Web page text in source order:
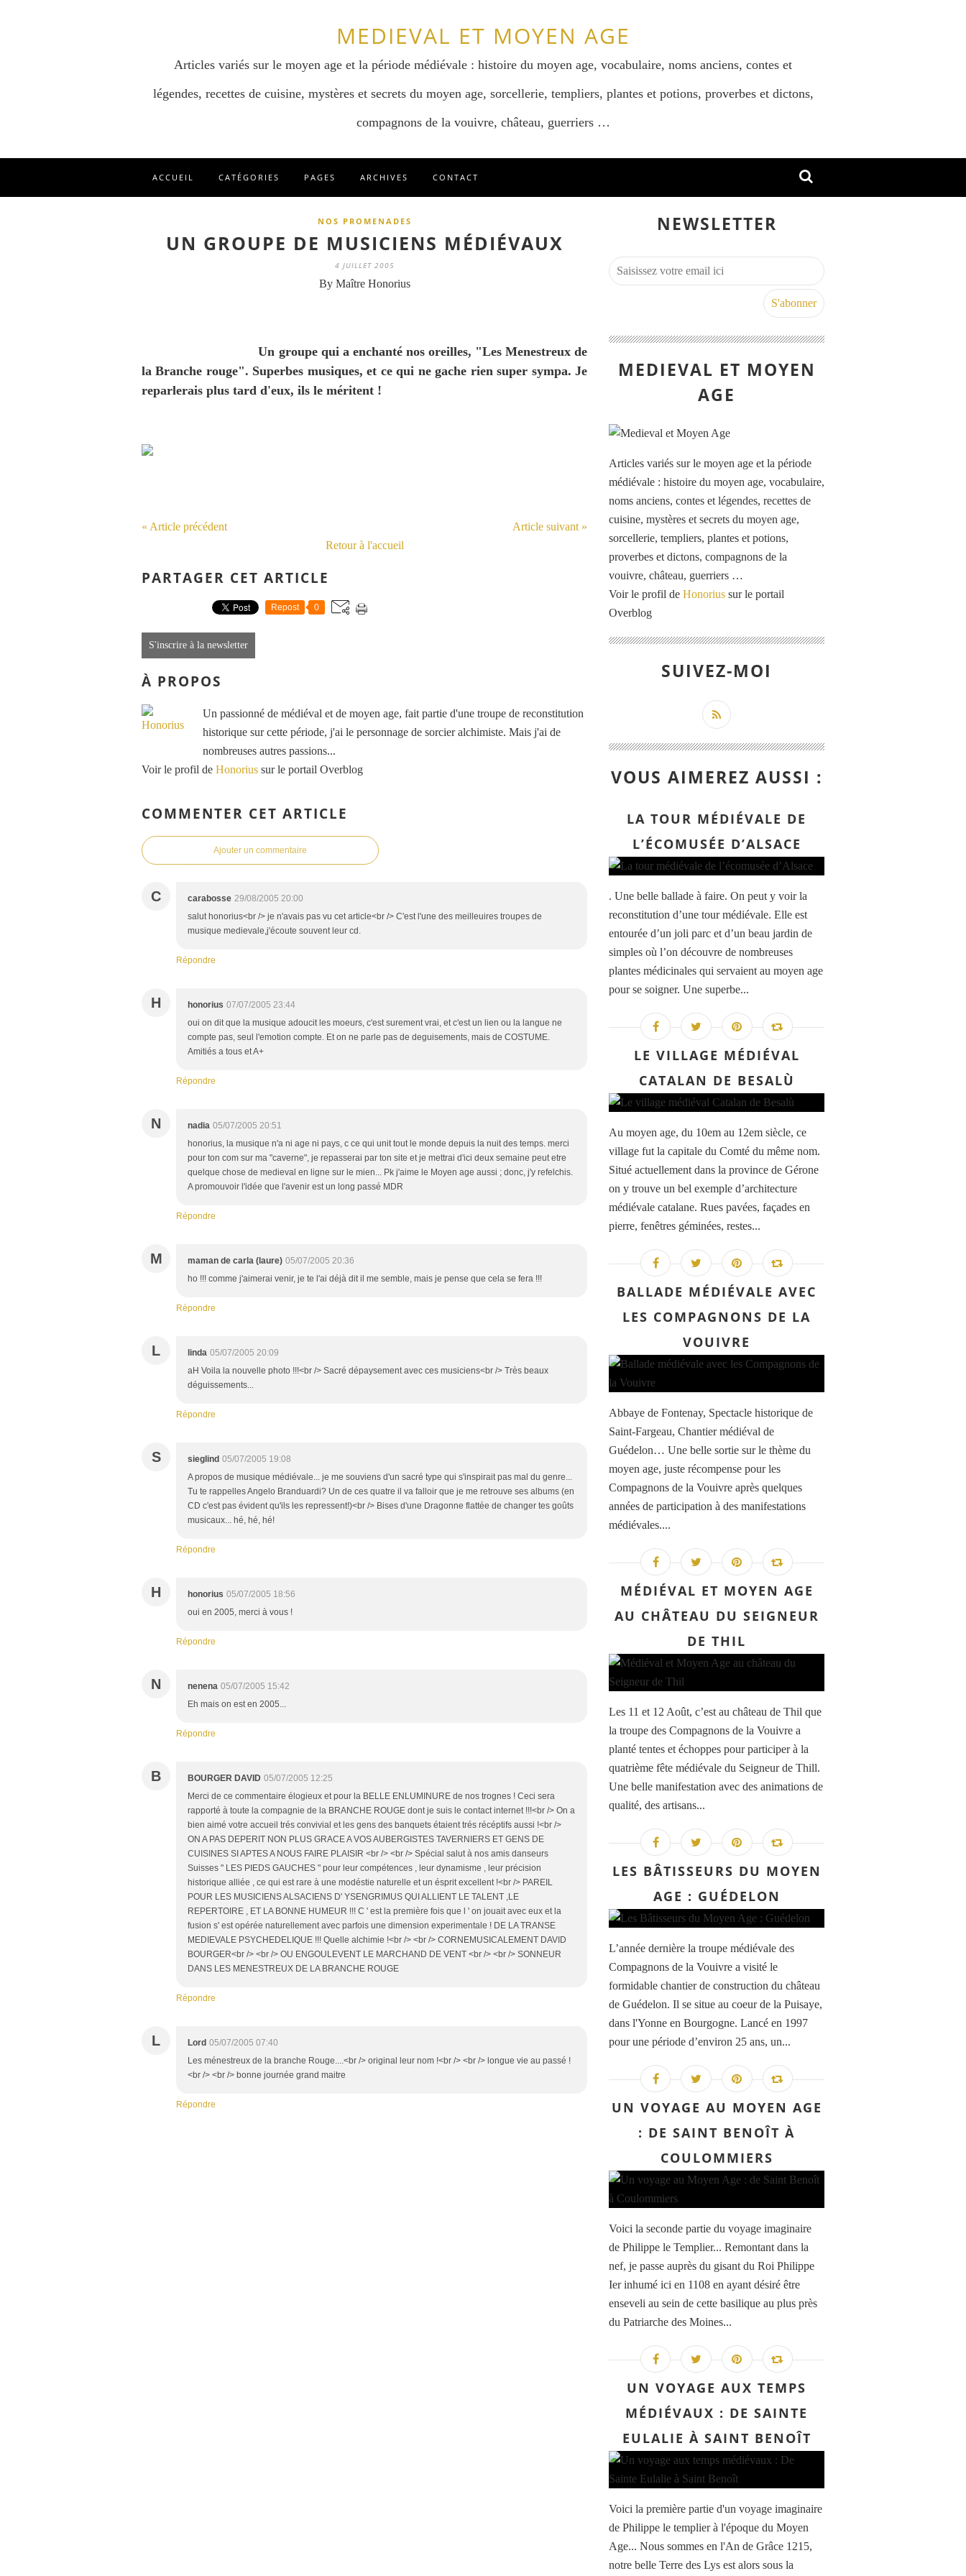
MEDIEVAL ET MOYEN AGE
Articles variés sur le moyen age et la période médiévale : histoire du moyen age, vocabulaire, noms anciens, contes et
légendes, recettes de cuisine, mystères et secrets du moyen age, sorcellerie, templiers, plantes et potions, proverbes et dictons,
compagnons de la vouivre, château, guerriers …
ACCUEIL CATÉGORIES PAGES ARCHIVES CONTACT
NOS PROMENADES
UN GROUPE DE MUSICIENS MÉDIÉVAUX
4 JUILLET 2005
By Maître Honorius
Un groupe qui a enchanté nos oreilles, "Les Menestreux de
la Branche rouge". Superbes musiques, et ce qui ne gache rien super sympa. Je
reparlerais plus tard d'eux, ils le méritent !
« Article précédent
Article suivant »
Retour à l'accueil
PARTAGER CET ARTICLE
Repost 0
S'inscrire à la newsletter
À PROPOS
Un passionné de médiéval et de moyen age, fait partie d'une troupe de reconstitution
historique sur cette période, j'ai le personnage de sorcier alchimiste. Mais j'ai de
nombreuses autres passions...
Voir le profil de Honorius sur le portail Overblog
COMMENTER CET ARTICLE
Ajouter un commentaire
C carabosse 29/08/2005 20:00
salut honorius<br /> je n'avais pas vu cet article<br /> C'est l'une des meilleuires troupes de
musique medievale,j'écoute souvent leur cd.
Répondre
H honorius 07/07/2005 23:44
oui on dit que la musique adoucit les moeurs, c'est surement vrai, et c'est un lien ou la langue ne
compte pas, seul l'emotion compte. Et on ne parle pas de deguisements, mais de COSTUME.
Amitiés a tous et A+
Répondre
N nadia 05/07/2005 20:51
honorius, la musique n'a ni age ni pays, c ce qui unit tout le monde depuis la nuit des temps. merci
pour ton com sur ma "caverne", je repasserai par ton site et je mettrai d'ici deux semaine peut etre
quelque chose de medieval en ligne sur le mien... Pk j'aime le Moyen age aussi ; donc, j'y refelchis.
A promouvoir l'idée que l'avenir est un long passé MDR
Répondre
M maman de carla (laure) 05/07/2005 20:36
ho !!! comme j'aimerai venir, je te l'ai déjà dit il me semble, mais je pense que cela se fera !!!
Répondre
L linda 05/07/2005 20:09
aH Voila la nouvelle photo !!!<br /> Sacré dépaysement avec ces musiciens<br /> Très beaux
déguissements...
Répondre
S sieglind 05/07/2005 19:08
A propos de musique médiévale... je me souviens d'un sacré type qui s'inspirait pas mal du genre...
Tu te rappelles Angelo Branduardi? Un de ces quatre il va falloir que je me retrouve ses albums (en
CD c'est pas évident qu'ils les repressent!)<br /> Bises d'une Dragonne flattée de changer tes goûts
musicaux... hé, hé, hé!
Répondre
H honorius 05/07/2005 18:56
oui en 2005, merci à vous !
Répondre
N nenena 05/07/2005 15:42
Eh mais on est en 2005...
Répondre
B BOURGER DAVID 05/07/2005 12:25
Merci de ce commentaire élogieux et pour la BELLE ENLUMINURE de nos trognes ! Ceci sera
rapporté à toute la compagnie de la BRANCHE ROUGE dont je suis le contact internet !!!<br /> On a
bien aimé votre accueil trés convivial et les gens des banquets étaient trés récéptifs aussi !<br />
ON A PAS DEPERIT NON PLUS GRACE A VOS AUBERGISTES TAVERNIERS ET GENS DE
CUISINES SI APTES A NOUS FAIRE PLAISIR <br /> <br /> Spécial salut à nos amis danseurs
Suisses " LES PIEDS GAUCHES " pour leur compétences , leur dynamisme , leur précision
historique alliée , ce qui est rare à une modéstie naturelle et un ésprit excellent !<br /> PAREIL
POUR LES MUSICIENS ALSACIENS D' YSENGRIMUS QUI ALLIENT LE TALENT ,LE
REPERTOIRE , ET LA BONNE HUMEUR !!! C ' est la première fois que l ' on jouait avec eux et la
fusion s' est opérée naturellement avec parfois une dimension experimentale ! DE LA TRANSE
MEDIEVALE PSYCHEDELIQUE !!! Quelle alchimie !<br /> <br /> CORNEMUSICALEMENT DAVID
BOURGER<br /> <br /> OU ENGOULEVENT LE MARCHAND DE VENT <br /> <br /> SONNEUR
DANS LES MENESTREUX DE LA BRANCHE ROUGE
Répondre
L Lord 05/07/2005 07:40
Les ménestreux de la branche Rouge....<br /> original leur nom !<br /> <br /> longue vie au passé !
<br /> <br /> bonne journée grand maitre
Répondre
NEWSLETTER
MEDIEVAL ET MOYEN
AGE
Articles variés sur le moyen age et la période
médiévale : histoire du moyen age, vocabulaire,
noms anciens, contes et légendes, recettes de
cuisine, mystères et secrets du moyen age,
sorcellerie, templiers, plantes et potions,
proverbes et dictons, compagnons de la
vouivre, château, guerriers …
Voir le profil de Honorius sur le portail
Overblog
SUIVEZ-MOI
VOUS AIMEREZ AUSSI :
LA TOUR MÉDIÉVALE DE
L’ÉCOMUSÉE D’ALSACE
. Une belle ballade à faire. On peut y voir la
reconstitution d’une tour médiévale. Elle est
entourée d’un joli parc et d’un beau jardin de
simples où l’on découvre de nombreuses
plantes médicinales qui servaient au moyen age
pour se soigner. Une superbe...
LE VILLAGE MÉDIÉVAL
CATALAN DE BESALÙ
Au moyen age, du 10em au 12em siècle, ce
village fut la capitale du Comté du même nom.
Situé actuellement dans la province de Gérone
on y trouve un bel exemple d’architecture
médiévale catalane. Rues pavées, façades en
pierre, fenêtres géminées, restes...
BALLADE MÉDIÉVALE AVEC
LES COMPAGNONS DE LA
VOUIVRE
Abbaye de Fontenay, Spectacle historique de
Saint-Fargeau, Chantier médiéval de
Guédelon… Une belle sortie sur le thème du
moyen age, juste récompense pour les
Compagnons de la Vouivre après quelques
années de participation à des manifestations
médiévales....
MÉDIÉVAL ET MOYEN AGE
AU CHÂTEAU DU SEIGNEUR
DE THIL
Les 11 et 12 Août, c’est au château de Thil que
la troupe des Compagnons de la Vouivre a
planté tentes et échoppes pour participer à la
quatrième fête médiévale du Seigneur de Thill.
Une belle manifestation avec des animations de
qualité, des artisans...
LES BÂTISSEURS DU MOYEN
AGE : GUÉDELON
L’année dernière la troupe médiévale des
Compagnons de la Vouivre a visité le
formidable chantier de construction du château
de Guédelon. Il se situe au coeur de la Puisaye,
dans l'Yonne en Bourgogne. Lancé en 1997
pour une période d’environ 25 ans, un...
UN VOYAGE AU MOYEN AGE
: DE SAINT BENOÎT À
COULOMMIERS
Voici la seconde partie du voyage imaginaire
de Philippe le Templier... Remontant dans la
nef, je passe auprès du gisant du Roi Philippe
Ier inhumé ici en 1108 en ayant désiré être
enseveli au sein de cette basilique au plus près
du Patriarche des Moines...
UN VOYAGE AUX TEMPS
MÉDIÉVAUX : DE SAINTE
EULALIE À SAINT BENOÎT
Voici la première partie d'un voyage imaginaire
de Philippe le templier à l'époque du Moyen
Age... Nous sommes en l'An de Grâce 1215,
notre belle Terre des Lys est alors sous la